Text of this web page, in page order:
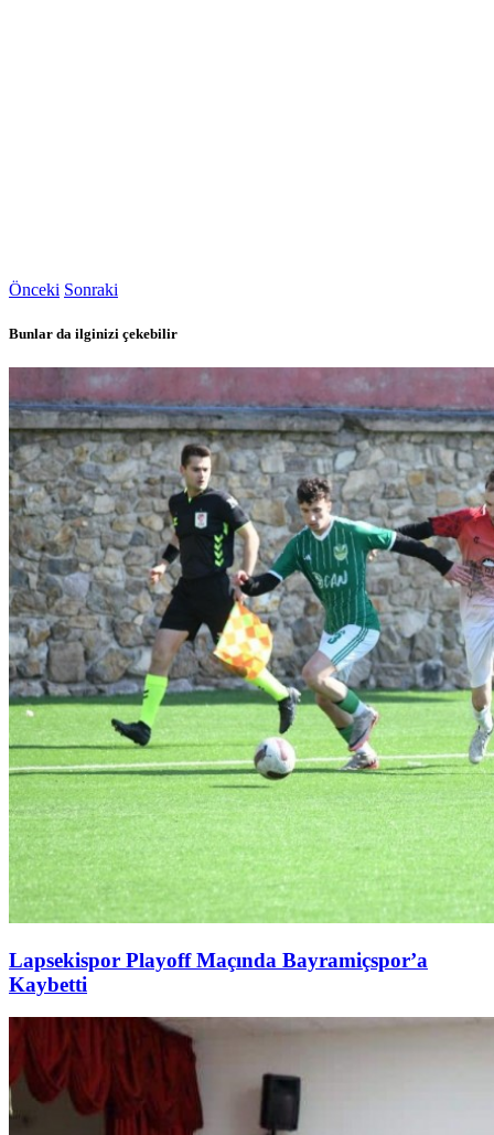
Önceki Sonraki
Bunlar da ilginizi çekebilir
Lapsekispor Playoff Maçında Bayramiçspor’a
Kaybetti